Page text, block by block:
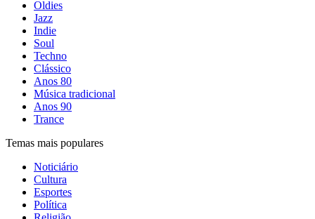
Oldies
Jazz
Indie
Soul
Techno
Clássico
Anos 80
Música tradicional
Anos 90
Trance
Temas mais populares
Noticiário
Cultura
Esportes
Política